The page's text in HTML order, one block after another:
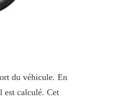
du véhicule. En
est calculé. Cet